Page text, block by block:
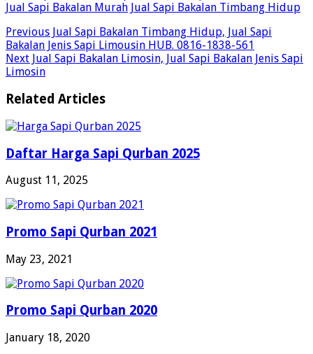
Jual Sapi Bakalan Murah Jual Sapi Bakalan Timbang Hidup
Previous Jual Sapi Bakalan Timbang Hidup, Jual Sapi
Bakalan Jenis Sapi Limousin HUB. 0816-1838-561
Next Jual Sapi Bakalan Limosin, Jual Sapi Bakalan Jenis Sapi
Limosin
Related Articles
Daftar Harga Sapi Qurban 2025
August 11, 2025
Promo Sapi Qurban 2021
May 23, 2021
Promo Sapi Qurban 2020
January 18, 2020